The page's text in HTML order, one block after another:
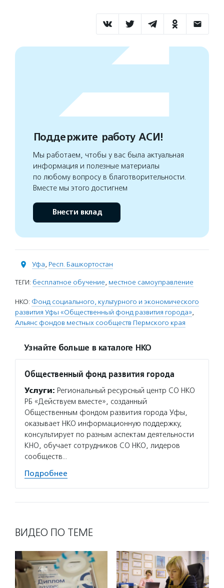
Поддержите работу АСИ!
Мы работаем, чтобы у вас была актуальная
информация и полезные материалы
по любому вопросу в благотворительности.
Вместе мы этого достигнем
Внести вклад
Уфа, Респ. Башкортостан
ТЕГИ: бесплатное обучение, местное самоуправление
НКО: Фонд социального, культурного и экономического
развития Уфы «Общественный фонд развития города»,
Альянс фондов местных сообществ Пермского края
Узнайте больше в каталоге НКО
Общественный фонд развития города
Услуги: Региональный ресурсный центр СО НКО
РБ «Действуем вместе», созданный
Общественным фондом развития города Уфы,
оказывает НКО информационную поддержку,
консультирует по разным аспектам деятельности
КНО, обучает сотрудников СО НКО, лидеров
сообществ…
Подробнее
ВИДЕО ПО ТЕМЕ